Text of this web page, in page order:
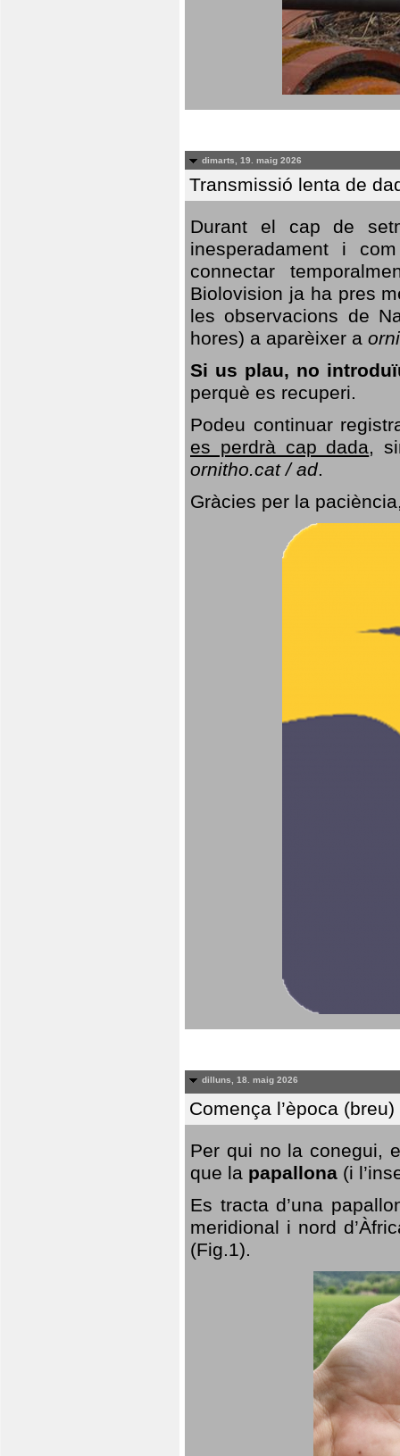
dimarts, 19. maig 2026
Transmissió lenta de
Durant el cap de
inesperadament i
connectar
Biolovision ja ha pres
les observacions de
hores) a aparèixer a
Si us plau, no
perquè es recuperi.
Podeu continuar
es perdrà cap dada,
ornitho.cat / ad.
Gràcies per la
dilluns, 18. maig 2026
Comença l’època
Per qui no la conegui,
que la papallona (i
Es tracta d’una
meridional i nord
(Fig.1).